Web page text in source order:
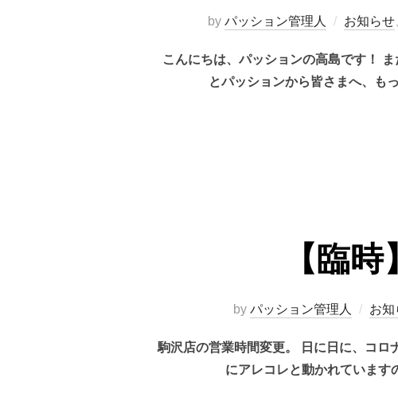
by パッション管理人 お知らせ
こんにちは、パッションの高島です！
とパッションから皆さまへ、も
【臨
by パッション管理人 お知
駒沢店の営業時間変更。 日に日に、コ
にアレコレと動かれていま